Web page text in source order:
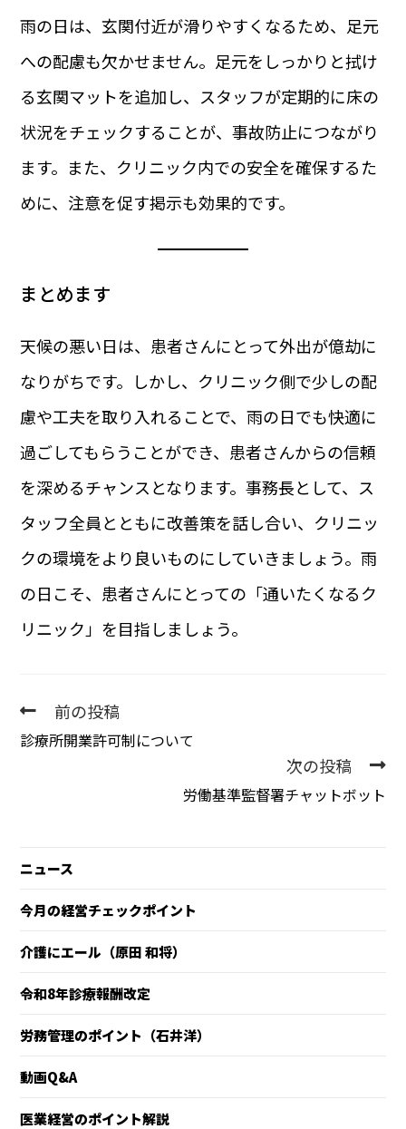
雨の日は、玄関付近が滑りやすくなるため、足元
への配慮も欠かせません。足元をしっかりと拭け
る玄関マットを追加し、スタッフが定期的に床の
状況をチェックすることが、事故防止につながり
ます。また、クリニック内での安全を確保するた
めに、注意を促す掲示も効果的です。
まとめます
天候の悪い日は、患者さんにとって外出が億劫に
なりがちです。しかし、クリニック側で少しの配
慮や工夫を取り入れることで、雨の日でも快適に
過ごしてもらうことができ、患者さんからの信頼
を深めるチャンスとなります。事務長として、ス
タッフ全員とともに改善策を話し合い、クリニッ
クの環境をより良いものにしていきましょう。雨
の日こそ、患者さんにとっての「通いたくなるク
リニック」を目指しましょう。
前の投稿
診療所開業許可制について
次の投稿
労働基準監督署チャットボット
ニュース
今月の経営チェックポイント
介護にエール（原田 和将）
令和8年診療報酬改定
労務管理のポイント（石井洋）
動画Q&A
医業経営のポイント解説